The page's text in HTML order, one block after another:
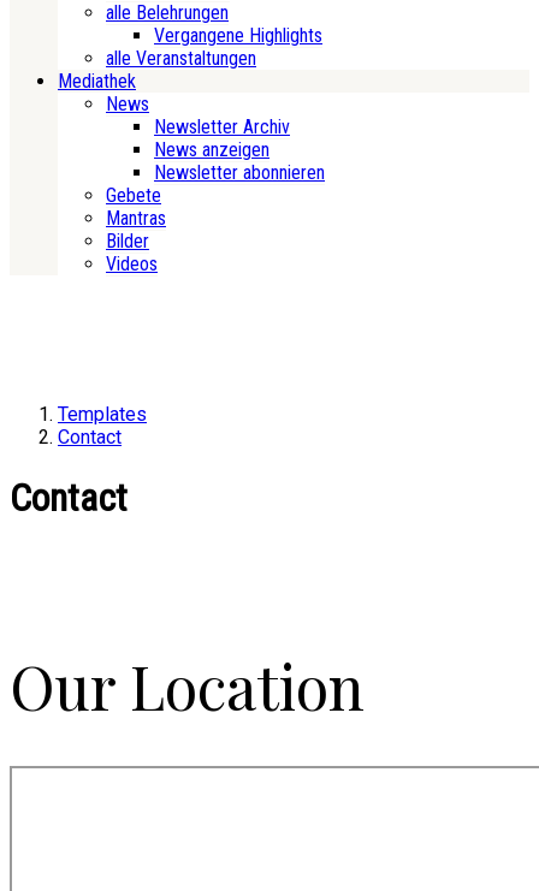
alle Belehrungen
Vergangene Highlights
alle Veranstaltungen
Mediathek
News
Newsletter Archiv
News anzeigen
Newsletter abonnieren
Gebete
Mantras
Bilder
Videos
Templates
Contact
Contact
Our Location